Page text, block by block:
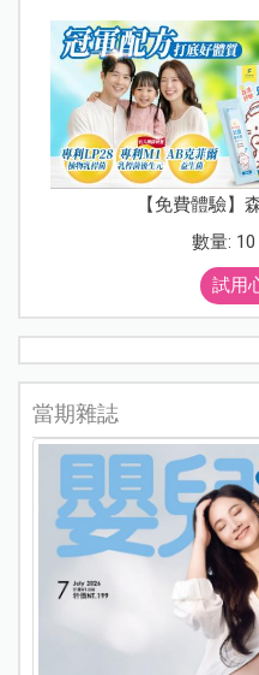
【免費體驗】
數量:
試用
當期雜誌